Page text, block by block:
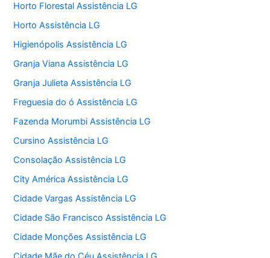
Horto Florestal Assistência LG
Horto Assistência LG
Higienópolis Assistência LG
Granja Viana Assistência LG
Granja Julieta Assistência LG
Freguesia do ó Assistência LG
Fazenda Morumbi Assistência LG
Cursino Assistência LG
Consolação Assistência LG
City América Assistência LG
Cidade Vargas Assistência LG
Cidade São Francisco Assistência LG
Cidade Monções Assistência LG